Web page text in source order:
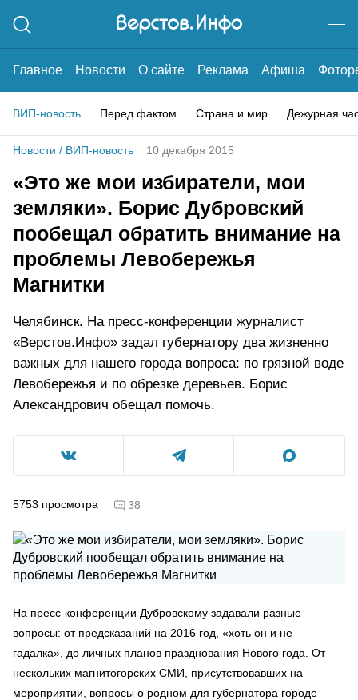
Главное Новости О сайте Реклама Афиша
ВИП-новость Перед фактом Страна и мир Дежурная
Новости / ВИП-новость 10 декабря 2015
«Это же мои избиратели, мои
земляки». Борис Дубровский
пообещал обратить внимание на
проблемы Левобережья
Магнитки
Челябинск. На пресс-конференции журналист
«Верстов.Инфо» задал губернатору два жизненно
важных для нашего города вопроса: по грязной воде
Левобережья и по обрезке деревьев. Борис
Александрович обещал помочь.
5753 просмотра 38
На пресс-конференции Дубровскому задавали разные
вопросы: от предсказаний на 2016 год, «хоть он и не
гадалка», до личных планов празднования Нового года. От
нескольких магнитогорских СМИ, присутствовавших на
мероприятии, вопросы о родном для губернатора городе